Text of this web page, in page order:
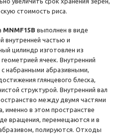
стоимость риса.
MNMF15B выполнен в виде
внутренней частью и
цилиндр изготовлен из
ячеек. Внутренний
набранными абразивными,
глянцевого блеска,
структурой. Внутренний вал
между двумя частями
именно в этом пространстве
вращения, перемещаются и в
полируются. Отходы